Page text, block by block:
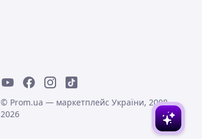
© Prom.ua — маркетплейс України, 2008-
2026